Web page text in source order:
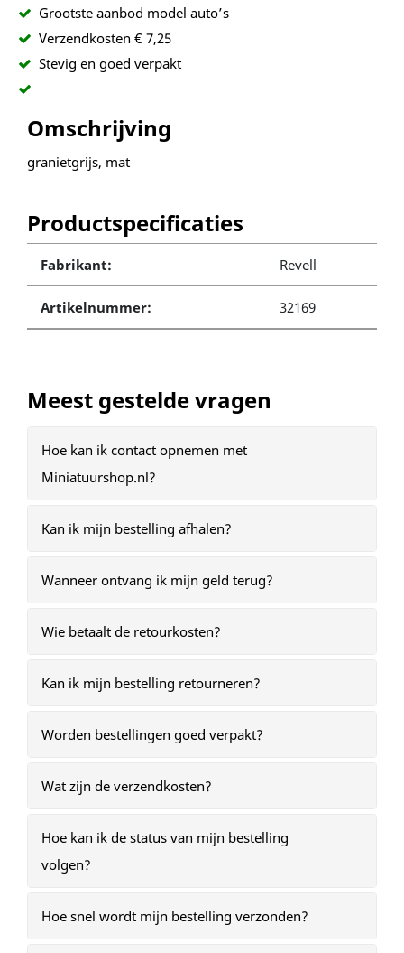
Grootste aanbod model auto’s
Verzendkosten € 7,25
Stevig en goed verpakt
Omschrijving
granietgrijs, mat
Productspecificaties
Fabrikant: Revell
Artikelnummer: 32169
Meest gestelde vragen
Hoe kan ik contact opnemen met
Miniatuurshop.nl?
Kan ik mijn bestelling afhalen?
Wanneer ontvang ik mijn geld terug?
Wie betaalt de retourkosten?
Kan ik mijn bestelling retourneren?
Worden bestellingen goed verpakt?
Wat zijn de verzendkosten?
Hoe kan ik de status van mijn bestelling
volgen?
Hoe snel wordt mijn bestelling verzonden?